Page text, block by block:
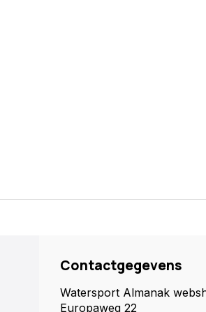
Contactgegevens
Watersport Almanak
Europaweg 22